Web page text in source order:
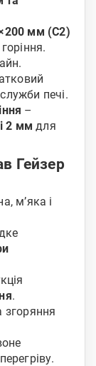
мм (С2)
печі.
–
2 мм для
Гейзер
м’яка і
.
згоряння